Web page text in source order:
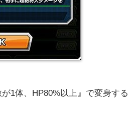
が1体、HP80%以上』で変身する